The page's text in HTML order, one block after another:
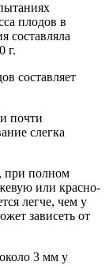
плодов в
составляла
г.
составляет
почти
слегка
при полном
или красно-
легче, чем у
зависеть от
3 мм у